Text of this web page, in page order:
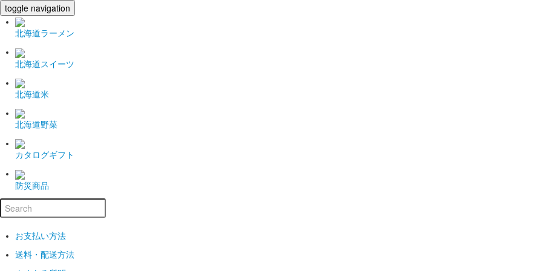
toggle navigation
北海道ラーメン
北海道スイーツ
北海道米
北海道野菜
カタログギフト
防災商品
お支払い方法
送料・配送方法